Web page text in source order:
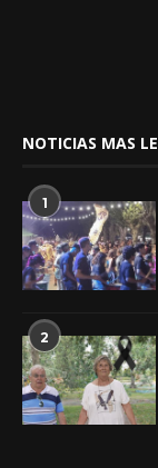
NOTICIAS MAS
1
2